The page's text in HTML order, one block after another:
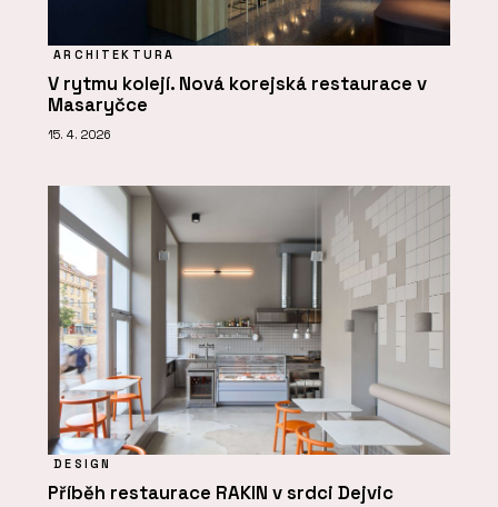
ARCHITEKTURA
V rytmu kolejí. Nová korejská restaurace v
Masaryčce
15. 4. 2026
DESIGN
Příběh restaurace RAKIN v srdci Dejvic